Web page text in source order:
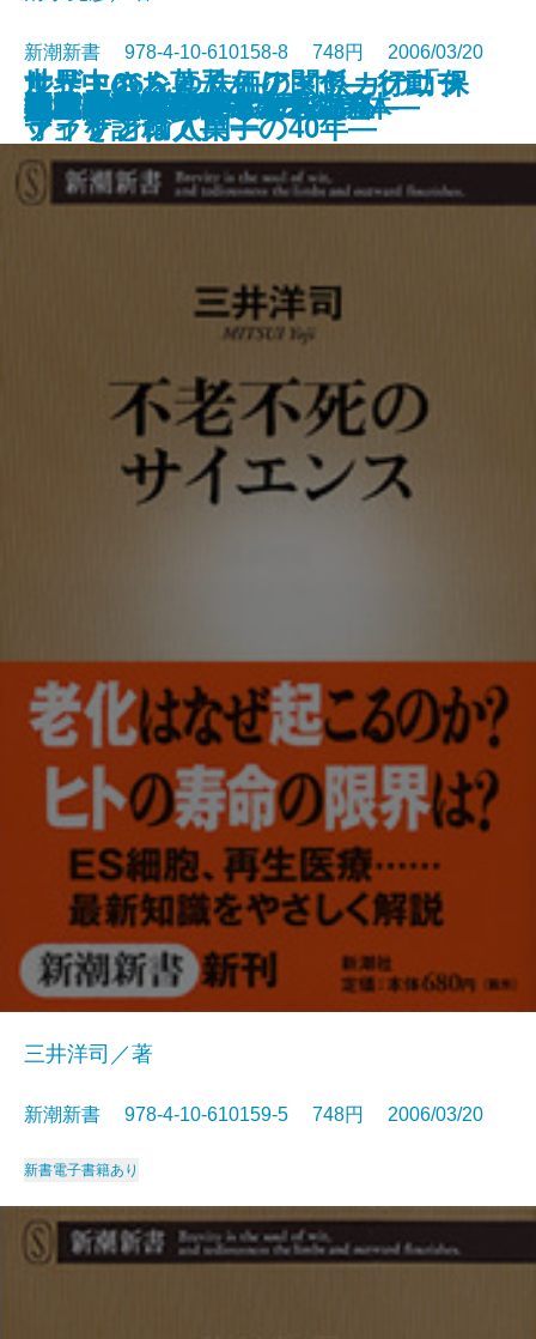
御社の営業がダメな理由
世界中のお菓子あります―ソニー
プラザと輸入菓子の40年―
数学を愛した作家たち
はり100本―鍼灸で甦る身体―
本気で言いたいことがある
ひらめき脳
池波正太郎劇場
日本共産党
ルート66をゆく―アメリカの「保
守」を訪ねて―
ラジオ記者、走る
新潮新書 978-4-10-610158-8 748円 2006/03/20
新書電子書籍あり
不老不死のサイエンス
三井洋司／著
新潮新書 978-4-10-610159-5 748円 2006/03/20
新書電子書籍あり
大阪弁「ほんまもん」講座
キヤノンとカネボウ
サザエさんと株価の関係―行動フ
ァイナンス入門―
昭和の墓碑銘
大江戸曲者列伝―幕末の巻―
超バカの壁
電波利権
宅配便130年戦争
大江戸曲者列伝―太平の巻―